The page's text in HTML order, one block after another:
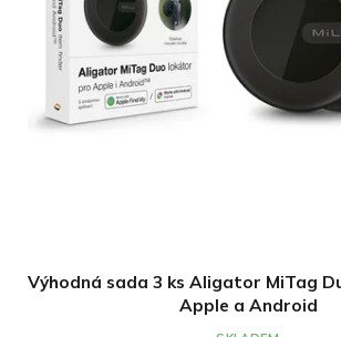
Výhodná sada 3 ks Aligator MiTag
Apple a Android